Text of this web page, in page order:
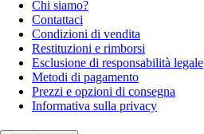
Chi siamo?
Contattaci
Condizioni di vendita
Restituzioni e rimborsi
Esclusione di responsabilità legale
Metodi di pagamento
Prezzi e opzioni di consegna
Informativa sulla privacy